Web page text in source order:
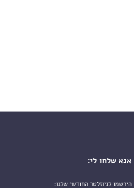
אנא שלחו לי:
הירשמו לניוזלטר החודשי שלנו: